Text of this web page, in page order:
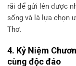
rãi để gửi lên được
sống và là lựa chọn
Thơ.
4. Kỷ Niệm
cùng độc đáo